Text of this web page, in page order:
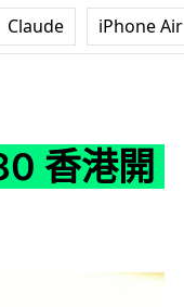
Claude iPhone Air
香港開